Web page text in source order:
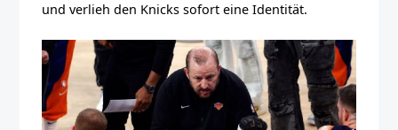
und verlieh den Knicks sofort eine Identität.